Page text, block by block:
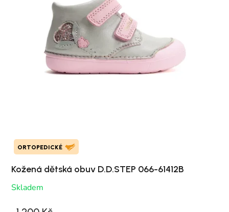
ORTOPEDICKÉ
Kožená dětská obuv D.D.STEP 066-61412B
Skladem